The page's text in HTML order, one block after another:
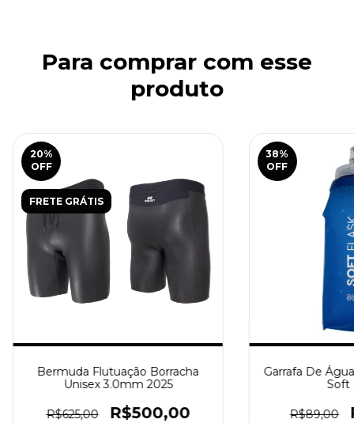
Para comprar com esse
produto
20%
OFF
FRETE GRÁTIS
Bermuda Flutuação Borracha
Unisex 3.0mm 2025
R$625,00 R$500,00
38%
OFF
Garrafa De
Soft
R$89,00